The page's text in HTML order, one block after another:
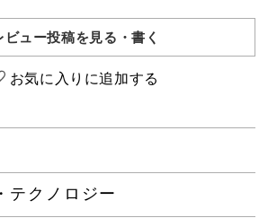
ビュー投稿を見る・書く
お気に入りに追加する
みをカバーします。
テクノロジー